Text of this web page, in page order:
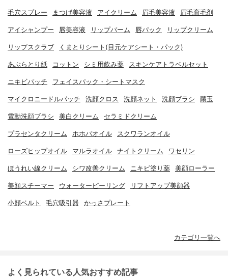
毛穴スプレー まつげ美容液 アイクリーム 眉毛美容液 眉毛育毛剤
アイシャンプー 唇美容液 リップバーム 唇パック リップクリーム
リップスクラブ くまとりシート(目元ケアシート・パック)
あぶらとり紙 コットン シミ用飲み薬 スキンケアトラベルセット
ニキビパッチ フェイスパック・シートマスク
マイクロニードルパッチ 洗顔クロス 洗顔ネット 洗顔ブラシ 繭玉
電動洗顔ブラシ 美白クリーム セラミドクリーム
プラセンタクリーム ホホバオイル スクワランオイル
ローズヒップオイル マルラオイル ナイトクリーム ワセリン
ほうれい線クリーム シワ改善クリーム ニキビ塗り薬 美顔ローラー
美顔スチーマー ウォーターピーリング リフトアップ美顔器
小顔ベルト 毛穴吸引器 かっさプレート
カテゴリ一覧へ
よく見られている人気おすすめ記事